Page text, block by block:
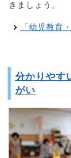
きましょう。
「幼児教育
分かりやす
がい